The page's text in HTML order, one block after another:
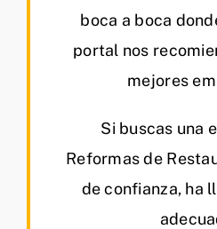
boca a boca
portal nos
mejores
Si buscas una
Reformas de
de confianza, ha